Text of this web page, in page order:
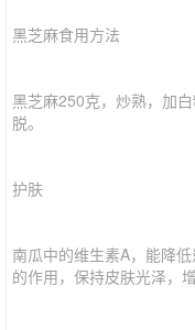
黑芝麻食用方法
黑芝麻250克，炒熟，加
脱。
护肤
南瓜中的维生素A，能降
的作用，保持皮肤光泽，